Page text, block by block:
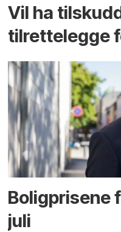
Vil ha
tilrettelegge
Boligprisene
juli